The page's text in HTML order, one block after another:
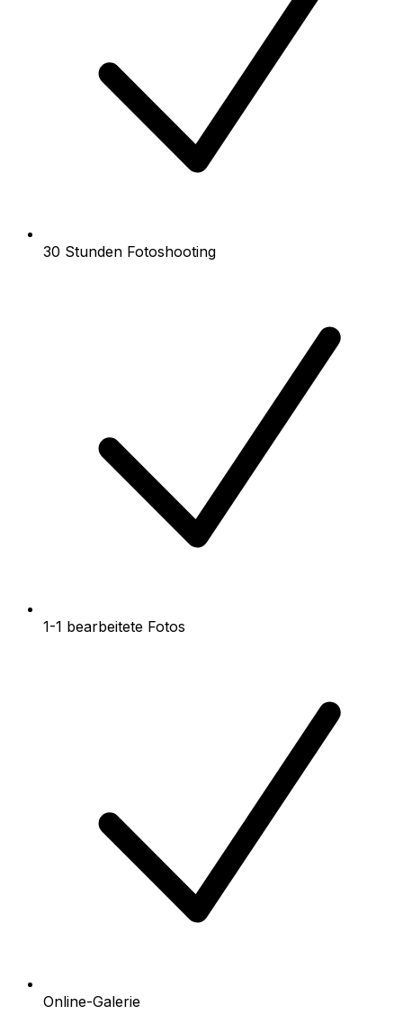
30 Stunden Fotoshooting
1-1 bearbeitete Fotos
Online-Galerie